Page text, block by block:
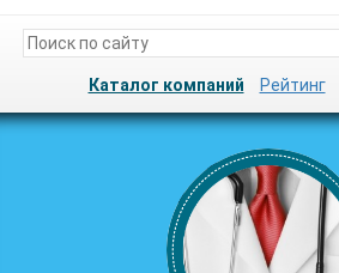
Каталог компаний Рейтинг